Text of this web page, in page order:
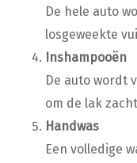
De hele auto
losgeweekte
Inshampooën
De auto wordt
om de lak
Handwas
Een volledige